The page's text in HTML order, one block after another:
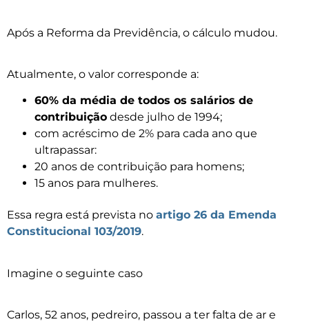
Após a Reforma da Previdência, o cálculo mudou.
Atualmente, o valor corresponde a:
60% da média de todos os salários de
contribuição desde julho de 1994;
com acréscimo de 2% para cada ano que
ultrapassar:
20 anos de contribuição para homens;
15 anos para mulheres.
Essa regra está prevista no artigo 26 da Emenda
Constitucional 103/2019.
Imagine o seguinte caso
Carlos, 52 anos, pedreiro, passou a ter falta de ar e